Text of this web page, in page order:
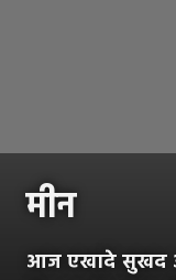
मीन
आज एखादे सुखद